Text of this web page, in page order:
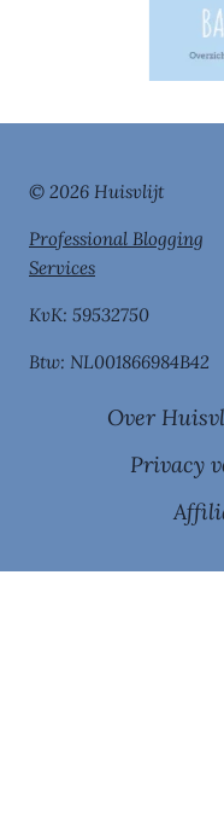
© 2026 Huisvlijt
Professional Blogging
Services
KvK: 59532750
Btw: NL001866984B42
Over
Privacy